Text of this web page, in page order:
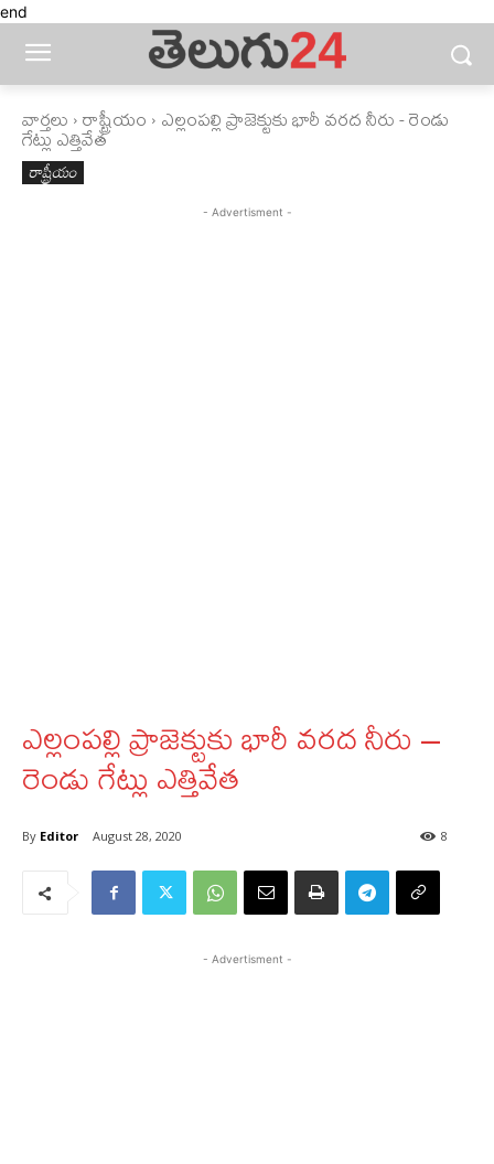
end
వార్తలు రాష్ట్రీయం ఎల్లంపల్లి ప్రాజెక్టుకు భారీ వరద నీరు - రెండు
గేట్లు ఎత్తివేత
రాష్ట్రీయం
- Advertisment -
ఎల్లంపల్లి ప్రాజెక్టుకు భారీ వరద నీరు –
రెండు గేట్లు ఎత్తివేత
By Editor August 28, 2020 8
- Advertisment -